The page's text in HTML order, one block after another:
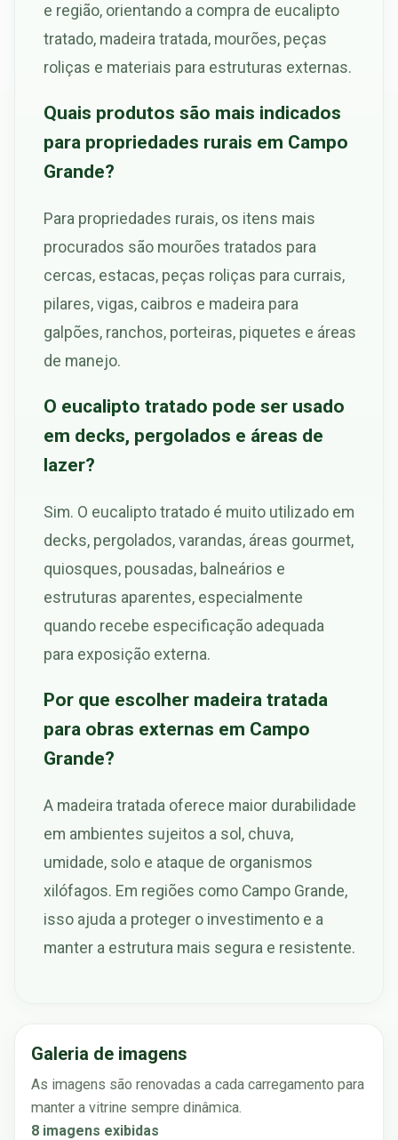
e região, orientando a compra de eucalipto
tratado, madeira tratada, mourões, peças
roliças e materiais para estruturas externas.
Quais produtos são mais indicados
para propriedades rurais em Campo
Grande?
Para propriedades rurais, os itens mais
procurados são mourões tratados para
cercas, estacas, peças roliças para currais,
pilares, vigas, caibros e madeira para
galpões, ranchos, porteiras, piquetes e áreas
de manejo.
O eucalipto tratado pode ser usado
em decks, pergolados e áreas de
lazer?
Sim. O eucalipto tratado é muito utilizado em
decks, pergolados, varandas, áreas gourmet,
quiosques, pousadas, balneários e
estruturas aparentes, especialmente
quando recebe especificação adequada
para exposição externa.
Por que escolher madeira tratada
para obras externas em Campo
Grande?
A madeira tratada oferece maior durabilidade
em ambientes sujeitos a sol, chuva,
umidade, solo e ataque de organismos
xilófagos. Em regiões como Campo Grande,
isso ajuda a proteger o investimento e a
manter a estrutura mais segura e resistente.
Galeria de imagens
As imagens são renovadas a cada carregamento para
manter a vitrine sempre dinâmica.
8 imagens exibidas